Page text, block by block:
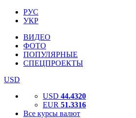
РУС
УКР
ВИДЕО
ФОТО
ПОПУЛЯРНЫЕ
СПЕЦПРОЕКТЫ
USD
USD 44.4320
EUR 51.3316
Все курсы валют